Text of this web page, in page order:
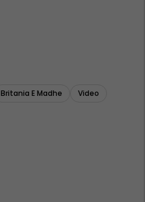
Britania E Madhe Video